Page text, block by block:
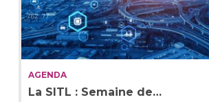
AGENDA
La SITL : Semaine de…